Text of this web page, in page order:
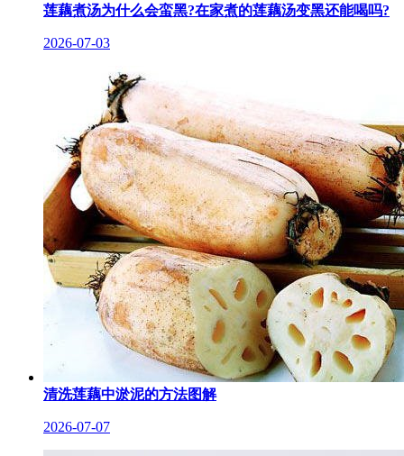
莲藕煮汤为什么会蛮黑?在家煮的莲藕汤变黑还能喝吗?
2026-07-03
清洗莲藕中淤泥的方法图解
2026-07-07